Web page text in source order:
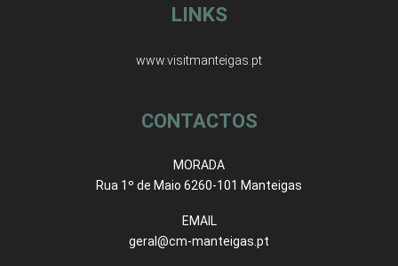
LINKS
www.visitmanteigas.pt
CONTACTOS
MORADA
Rua 1º de Maio 6260-101 Manteigas
EMAIL
geral@cm-manteigas.pt